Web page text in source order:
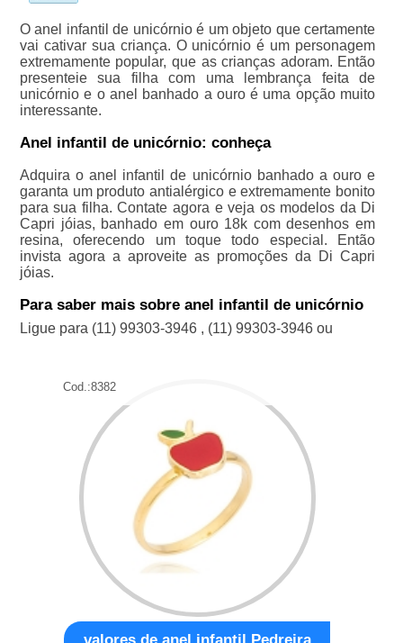
O anel infantil de unicórnio é um objeto que certamente
vai cativar sua criança. O unicórnio é um personagem
extremamente popular, que as crianças adoram. Então
presenteie sua filha com uma lembrança feita de
unicórnio e o anel banhado a ouro é uma opção muito
interessante.
Anel infantil de unicórnio: conheça
Adquira o anel infantil de unicórnio banhado a ouro e
garanta um produto antialérgico e extremamente bonito
para sua filha. Contate agora e veja os modelos da Di
Capri jóias, banhado em ouro 18k com desenhos em
resina, oferecendo um toque todo especial. Então
invista agora a aproveite as promoções da Di Capri
jóias.
Para saber mais sobre anel infantil de unicórnio
Ligue para (11) 99303-3946, (11) 99303-3946ou
Cod.:8382